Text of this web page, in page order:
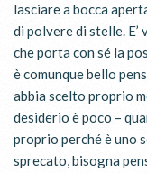
lasciare a bocca
di polvere di stelle.
che porta con sé la
è comunque bello
abbia scelto proprio
desiderio è poco –
proprio perché è uno
sprecato, bisogna